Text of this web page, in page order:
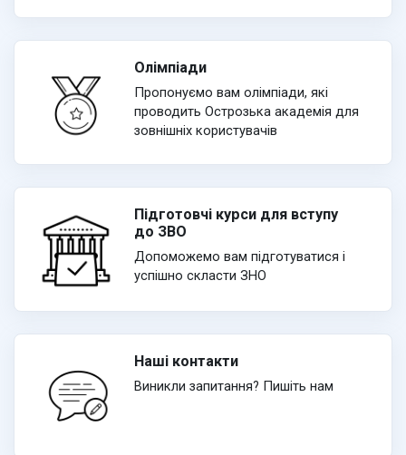
Олімпіади
Пропонуємо вам олімпіади, які
проводить Острозька академія для
зовнішніх користувачів
Підготовчі курси для вступу
до ЗВО
Допоможемо вам підготуватися і
успішно скласти ЗНО
Наші контакти
Виникли запитання? Пишіть нам